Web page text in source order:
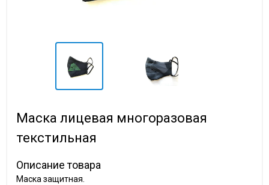
Маска лицевая многоразовая
текстильная
Описание товара
Маска защитная.